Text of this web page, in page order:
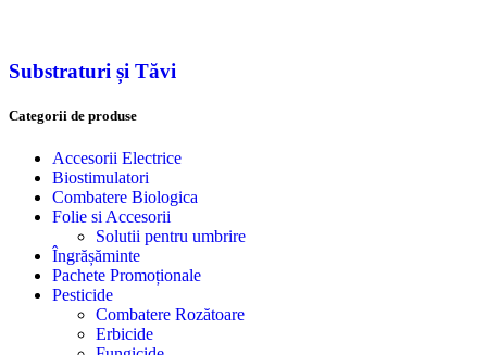
Substraturi și Tăvi
Categorii de produse
Accesorii Electrice
Biostimulatori
Combatere Biologica
Folie si Accesorii
Solutii pentru umbrire
Îngrășăminte
Pachete Promoționale
Pesticide
Combatere Rozătoare
Erbicide